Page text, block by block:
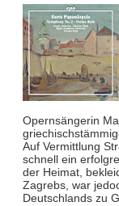
Opernsängerin
Auf Vermittlung
schnell ein
der Heimat,
Zagrebs, war
Deutschlands zu